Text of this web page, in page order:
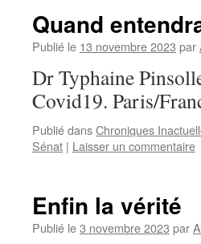
Quand
Publié le 13 novembre 2023 par
Dr Typhaine
Covid19. Paris/
Publié dansChroniques
Sénat | Laisser un commentaire
Enfin la vérité
Publié le3 novembre 2023 par